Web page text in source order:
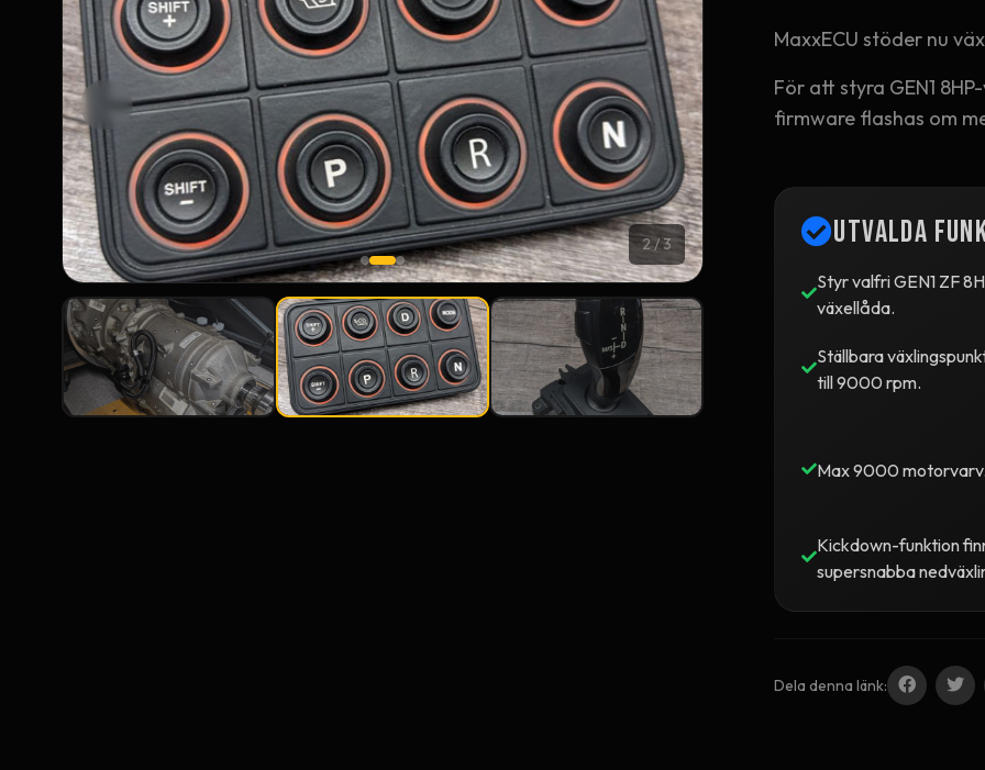
2/ 3
MaxxECU stöder nu
För att styra GEN1
firmware flashas om
Utvalda
Styr valfri GEN1 ZF
växellåda.
Ställbara
till 9000 rpm.
Max 9000 motorvarv.
Kickdown-funktion
supersnabba
Dela denna länk: